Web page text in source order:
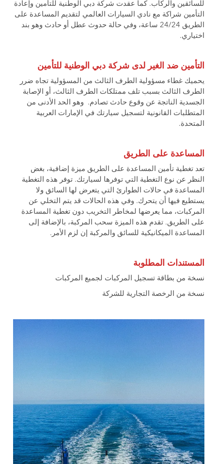
للسائقين والركاب. كما عقدت شركة دبي الوطنية للتأمين وإعادة
التأمين شراكة مع نادي السيارات العالمي لتقديم المساعدة على
الطريق 24/24 ساعة، وفي حالة حدوث عطل أو حادث وهو بند
اختياري.
التأمين ضد الغير لدى شركة دبي الوطنية للتأمين
يحميك غطاء مسؤولية الطرف الثالث من المسؤولية تجاه ضرر
الطرف الثالث بسبب تلف ممتلكات الطرف الثالث، أو الإصابة
الجسدية الناتجة عن وقوع حادث تصادم. وهو الحد الأدنى من
المتطلبات القانونية لتسجيل سيارتك في الإمارات العربية
المتحدة.
المساعدة على الطريق
تعد تغطية تأمين المساعدة على الطريق ميزة إضافية، بغض
النظر عن نوع التغطية التي توفرها لسيارتك. توفر هذه التغطية
المساعدة في حالات الطوارئ التي يتعرض لها السائق ولا
يستطيع فيها أن يتحرك. وفي هذه الحالات قد يتم التخلي عن
المركبات، مما يعرضها لمخاطر التخريب دون تغطية المساعدة
على الطريق. تقدم هذه الميزة سحب المركبة، بالإضافة إلى
المساعدة الميكانيكية للسائق والمركبة إن لزم الأمر.
المستندات المطلوبة
نسخة من بطاقة تسجيل المركبات لجميع المركبات
نسخة من الرخصة التجارية للشركة